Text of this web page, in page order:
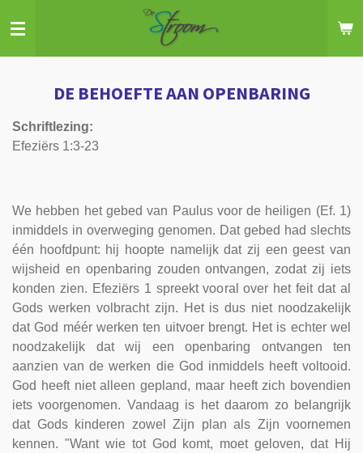
direct
naar
hoofdinhoudDE BEHOEFTE AAN OPENBARING
Schriftlezing:
Efeziërs 1:3-23
We hebben het gebed van Paulus voor de heiligen (Ef. 1)
inmiddels in overweging genomen. Dat gebed had slechts
één hoofdpunt: hij hoopte namelijk dat zij een geest van
wijsheid en openbaring zouden ontvangen, zodat zij iets
konden zien. Efeziërs 1 spreekt vooral over het feit dat al
Gods werken volbracht zijn. Het is dus niet noodzakelijk
dat God méér werken ten uitvoer brengt. Het is echter wel
noodzakelijk dat wij een openbaring ontvangen ten
aanzien van de werken die God inmiddels heeft voltooid.
God heeft niet alleen gepland, maar heeft zich bovendien
iets voorgenomen. Vandaag is het daarom zo belangrijk
dat Gods kinderen zowel Zijn plan als Zijn voornemen
kennen. "Want wie tot God komt, moet geloven, dat Hij